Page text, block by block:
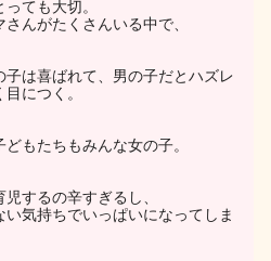
ても大切。
んがたくさんいる中で、
子は喜ばれて、男の子だとハズレ
につく。
もたちもみんな女の子。
するの辛すぎるし、
気持ちでいっぱいになってしま